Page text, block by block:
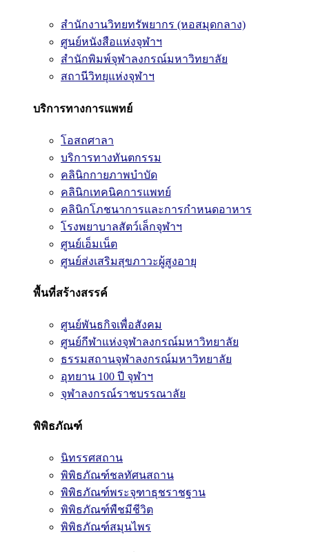
สำนักงานวิทยทรัพยากร (หอสมุดกลาง)
ศูนย์หนังสือแห่งจุฬาฯ
สำนักพิมพ์จุฬาลงกรณ์มหาวิทยาลัย
สถานีวิทยุแห่งจุฬาฯ
บริการทางการแพทย์
โอสถศาลา
บริการทางทันตกรรม
คลินิกกายภาพบำบัด
คลินิกเทคนิคการแพทย์
คลินิกโภชนาการและการกำหนดอาหาร
โรงพยาบาลสัตว์เล็กจุฬาฯ
ศูนย์เอ็มเน็ต
ศูนย์ส่งเสริมสุขภาวะผู้สูงอายุ
พื้นที่สร้างสรรค์
ศูนย์พันธกิจเพื่อสังคม
ศูนย์กีฬาแห่งจุฬาลงกรณ์มหาวิทยาลัย
ธรรมสถานจุฬาลงกรณ์มหาวิทยาลัย
อุทยาน 100 ปี จุฬาฯ
จุฬาลงกรณ์ราชบรรณาลัย
พิพิธภัณฑ์
นิทรรศสถาน
พิพิธภัณฑ์ชลทัศนสถาน
พิพิธภัณฑ์พระจุฑาธุชราชฐาน
พิพิธภัณฑ์พืชมีชีวิต
พิพิธภัณฑ์สมุนไพร